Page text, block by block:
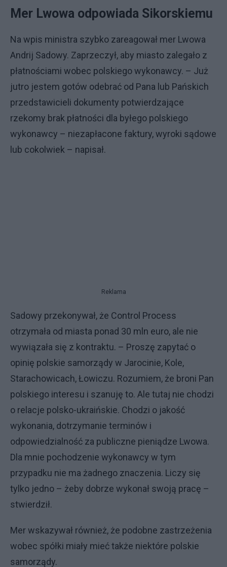
Mer Lwowa odpowiada Sikorskiemu
Na wpis ministra szybko zareagował mer Lwowa
Andrij Sadowy. Zaprzeczył, aby miasto zalegało z
płatnościami wobec polskiego wykonawcy. – Już
jutro jestem gotów odebrać od Pana lub Pańskich
przedstawicieli dokumenty potwierdzające
rzekomy brak płatności dla byłego polskiego
wykonawcy – niezapłacone faktury, wyroki sądowe
lub cokolwiek – napisał.
Reklama
Sadowy przekonywał, że Control Process
otrzymała od miasta ponad 30 mln euro, ale nie
wywiązała się z kontraktu. – Proszę zapytać o
opinię polskie samorządy w Jarocinie, Kole,
Starachowicach, Łowiczu. Rozumiem, że broni Pan
polskiego interesu i szanuję to. Ale tutaj nie chodzi
o relacje polsko-ukraińskie. Chodzi o jakość
wykonania, dotrzymanie terminów i
odpowiedzialność za publiczne pieniądze Lwowa.
Dla mnie pochodzenie wykonawcy w tym
przypadku nie ma żadnego znaczenia. Liczy się
tylko jedno – żeby dobrze wykonał swoją pracę –
stwierdził.
Mer wskazywał również, że podobne zastrzeżenia
wobec spółki miały mieć także niektóre polskie
samorządy.